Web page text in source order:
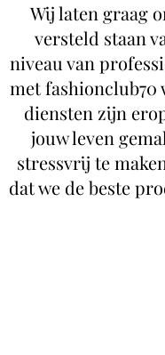
Wij laten graag
versteld staan
niveau van
met fashionclub70
diensten zijn
jouw leven
stressvrij te
dat we de beste